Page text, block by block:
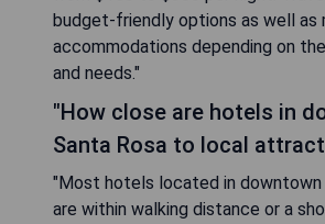
budget-friendly options as well as
accommodations depending on
and needs."
"How close are hotels in
Santa Rosa to local
"Most hotels located in downtown
are within walking distance or a